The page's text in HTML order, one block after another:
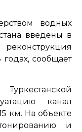
водных
введены в
сообщает
канал
км. На объекте
и